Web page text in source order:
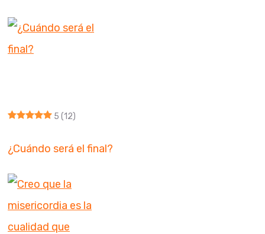
5 (12)
¿Cuándo será el final?